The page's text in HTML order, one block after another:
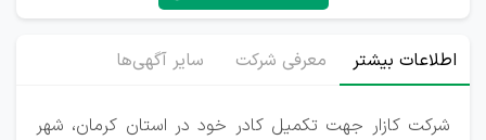
اطلاعات بیشتر معرفی شرکت سایر آگهی‌ها
شرکت کازار جهت تکمیل کادر خود در استان کرمان، شهر